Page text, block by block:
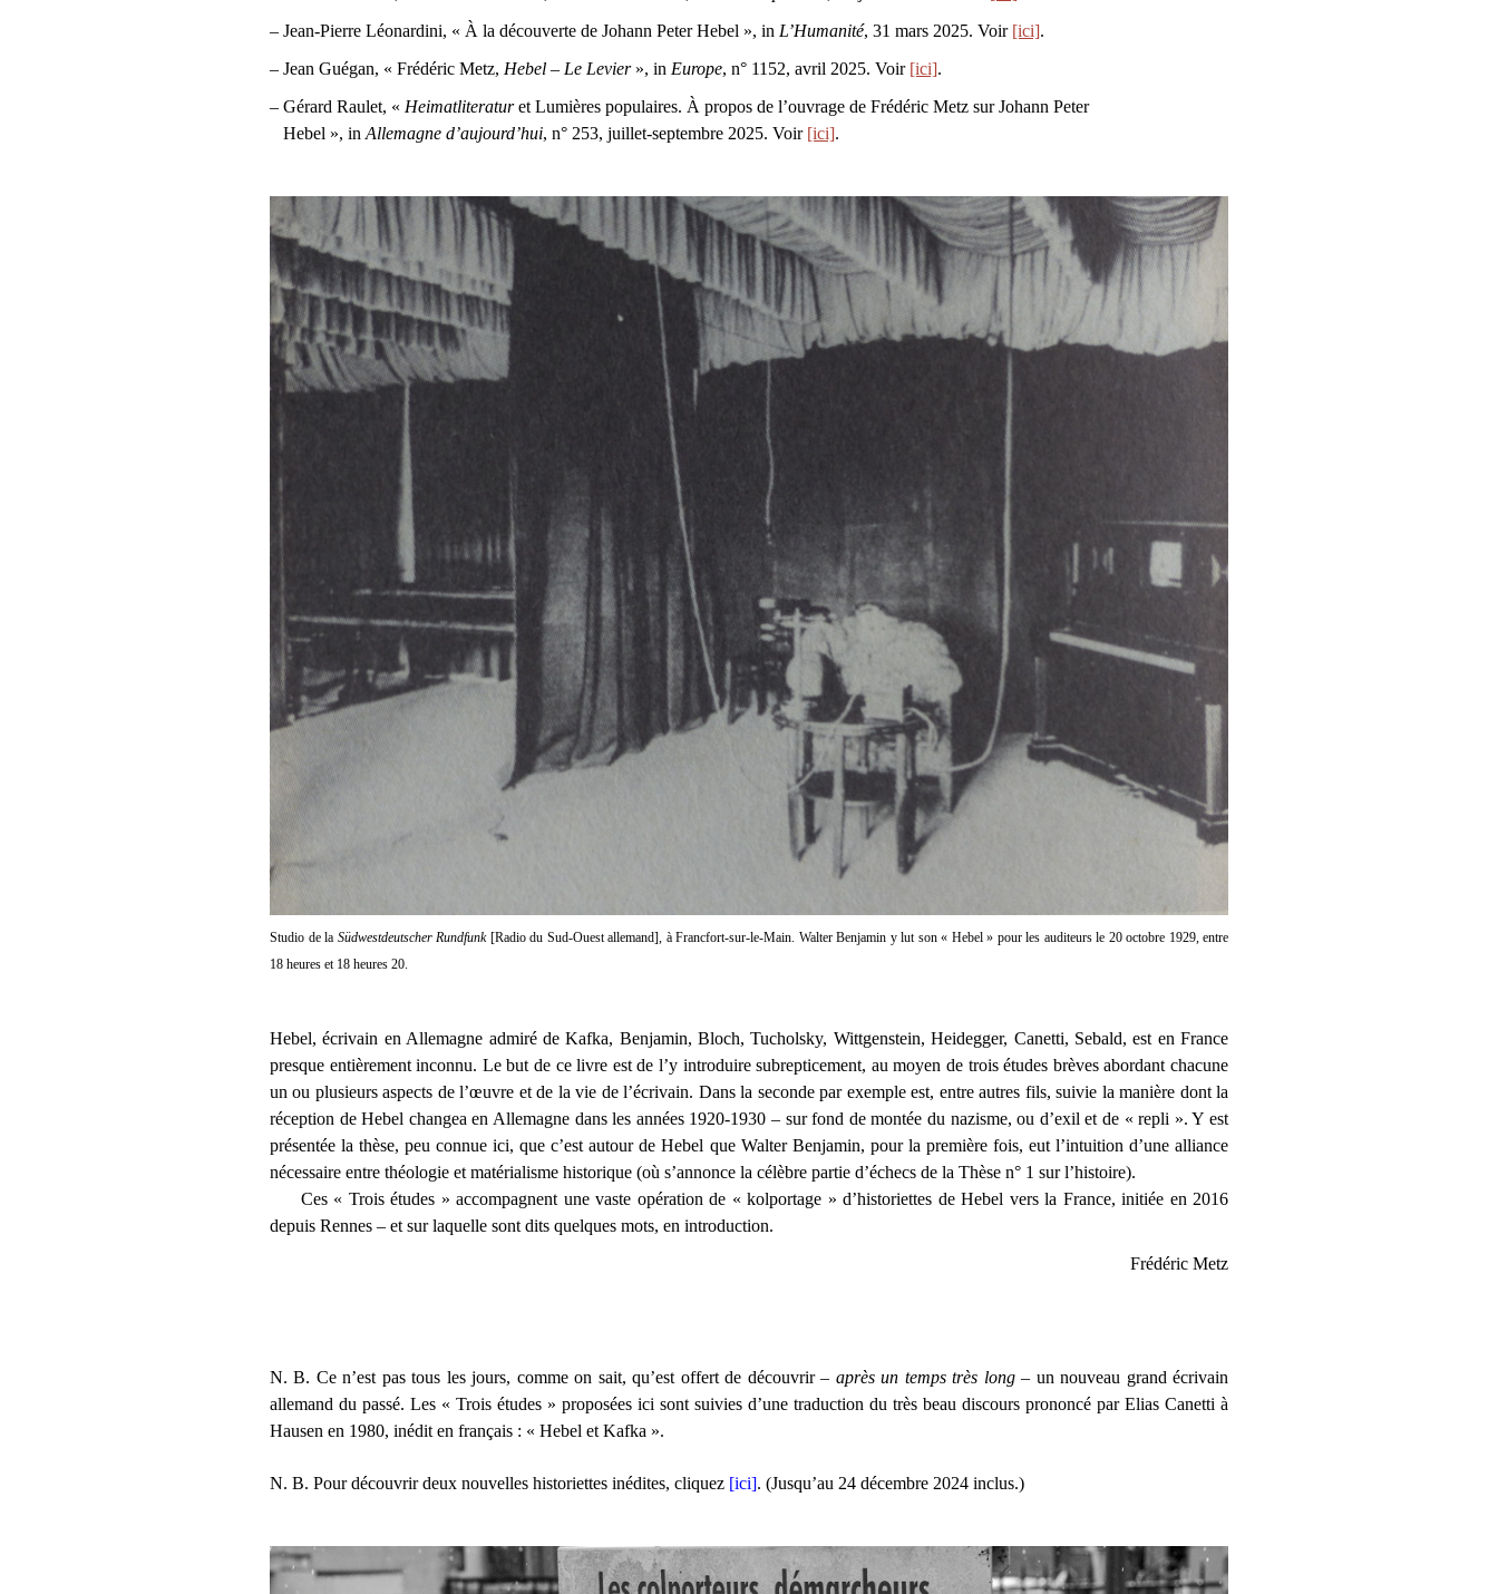
– Jean-Pierre Léonardini, « À la découverte de Johann Peter Hebel », in L’Humanité, 31 mars 2025. Voir [ici].
– Jean Guégan, « Frédéric Metz, Hebel – Le Levier», in Europe, n° 1152, avril 2025. Voir [ici].
– Gérard Raulet, « Heimatliteraturet Lumières populaires. À propos de l’ouvrage de Frédéric Metz sur Johann Peter
Hebel », inAllemagne d’aujourd’hui, n° 253, juillet-septembre 2025. Voir [ici].
Studio de la Südwestdeutscher Rundfunk[Radio du Sud-Ouest allemand], à Francfort-sur-le-Main. Walter Benjamin y lut son « Hebel » pour les auditeurs le 20 octobre 1929, entre
18 heures et 18 heures 20.
Hebel, écrivain en Allemagne admiré de Kafka, Benjamin, Bloch, Tucholsky, Wittgenstein, Heidegger, Canetti, Sebald, est en France
presque entièrement inconnu. Le but de ce livre est de l’y introduire subrepticement, au moyen de trois études brèves abordant chacune
un ou plusieurs aspects de l’œuvre et de la vie de l’écrivain. Dans la seconde par exemple est, entre autres fils, suivie la manière dont la
réception de Hebel changea en Allemagne dans les années 1920-1930 – sur fond de montée du nazisme, ou d’exil et de « repli ». Y est
présentée la thèse, peu connue ici, que c’est autour de Hebel que Walter Benjamin, pour la première fois, eut l’intuition d’une alliance
nécessaire entre théologie et matérialisme historique (où s’annonce la célèbre partie d’échecs de la Thèse n° 1 sur l’histoire).
Ces « Trois études » accompagnent une vaste opération de « kolportage » d’historiettes de Hebel vers la France, initiée en 2016
depuis Rennes – et sur laquelle sont dits quelques mots, en introduction.
Frédéric Metz
N. B. Ce n’est pas tous les jours, comme on sait, qu’est offert de découvrir – après un temps très long– un nouveau grand écrivain
allemand du passé. Les « Trois études » proposées ici sont suivies d’une traduction du très beau discours prononcé par Elias Canetti à
Hausen en 1980, inédit en français : « Hebel et Kafka ».
N. B. Pour découvrir deux nouvelles historiettes inédites, cliquez [ici]. (Jusqu’au 24 décembre 2024 inclus.)